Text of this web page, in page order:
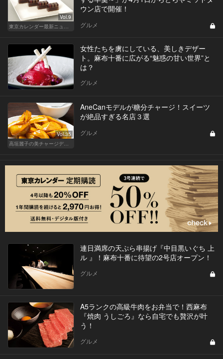
Vol.9
東京カレンダー最新ニュース
ウン店で開催！
グルメ
女性たちを虜にしている、美しきデザー
ト。麻布十番に広がる“魅惑の甘い世界”と
は？
グルメ
Vol.35
高垣麗子の美チャージディナー
AneCanモデルが糖分チャージ！スイーツ
が絶品すぎる名店３選
グルメ
連日満席の天ぷら串揚げ『中目黒いぐち 上
ル 』！麻布十番に待望の2号店オープン！
グルメ
A5ランクの高級牛肉をお弁当で！西麻布
『焼肉 うしごろ』なら自宅でも贅沢が叶
う！
グルメ